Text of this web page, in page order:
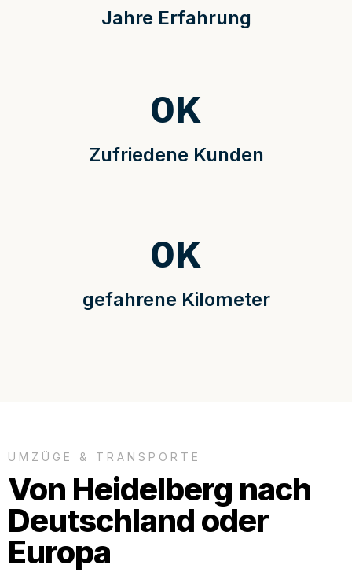
Jahre Erfahrung
Zufriedene Kunden
0K
gefahrene Kilometer
0K
UMZÜGE & TRANSPORTE
Von Heidelberg nach
Deutschland oder
Europa